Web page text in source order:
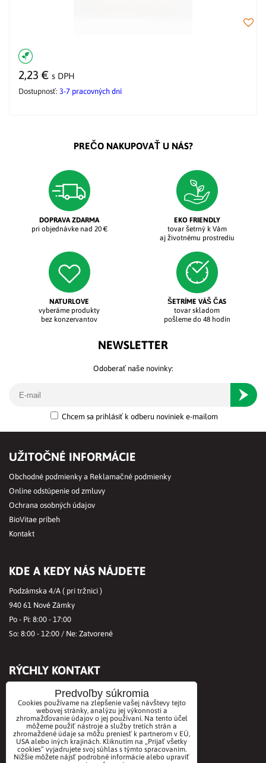
2,23 € s DPH
Dostupnosť: 3-7 pracovných dní
PREČO NAKUPOVAŤ U NÁS?
DOPRAVA ZDARMA
pri objednávke nad 20 €
EKO FRIENDLY
tovar šetrný k Vám
aj životnému prostrediu
NATURLOVE
vyberáme produkty
bez konzervantov
ŠETRÍME VÁŠ ČAS
tovar skladom
pošleme do 48 hodín
NEWSLETTER
Odoberať naše novinky:
Chcem sa prihlásiť k odberu noviniek e-mailom
UŽITOČNÉ INFORMÁCIE
Obchodné podmienky a Reklamačné podmienky
Online odstúpenie od zmluvy
Ochrana osobných údajov
BioVitae príbeh
Kontakt
KDE A KEDY NÁS NÁJDETE
Podzámska 4/A ( pri tržnici )
940 61 Nové Zámky
Po - Pi: 8:00 - 17:00
So: 8:00 - 12:00 / Ne: Zatvorené
RÝCHLY KONTAKT
+421356421513
Mobil:+421901712584
Email:office@biovitae.sk
AKCEPTUJEME PLATBY KARTOU
Predvoľby súkromia
Cookies používame na zlepšenie vašej návštevy tejto
webovej stránky, analýzu jej výkonnosti a
zhromažďovanie údajov o jej používaní. Na tento účel
môžeme použiť nástroje a služby tretích strán a
zhromaždené údaje sa môžu preniesť k partnerom v EÚ,
USA alebo iných krajinách. Kliknutím na „Prijať všetky
cookies“ vyjadrujete svoj súhlas s týmto spracovaním.
Nižšie môžete nájsť podrobné informácie alebo upraviť